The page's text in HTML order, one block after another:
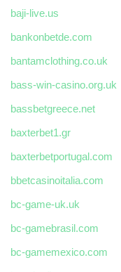
baji-live.us
bankonbetde.com
bantamclothing.co.uk
bass-win-casino.org.uk
bassbetgreece.net
baxterbet1.gr
baxterbetportugal.com
bbetcasinoitalia.com
bc-game-uk.uk
bc-gamebrasil.com
bc-gamemexico.com